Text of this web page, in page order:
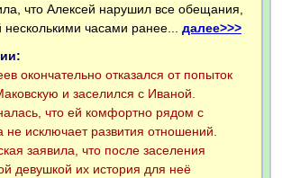
что Алексей нарушил все обещания,
несколькими часами ранее... далее>>>
окончательно отказался от попыток
и заселился с Иваной.
что ей комфортно рядом с
не исключает развития отношений.
заявила, что после заселения
девушкой их история для неё